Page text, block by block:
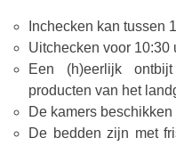
Inchecken kan tussen
Uitchecken voor 10:30
Een (h)eerlijk
producten van het
De kamers beschikken
De bedden zijn met